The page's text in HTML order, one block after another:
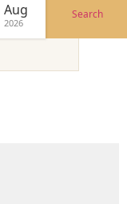
Aug
2026
Search